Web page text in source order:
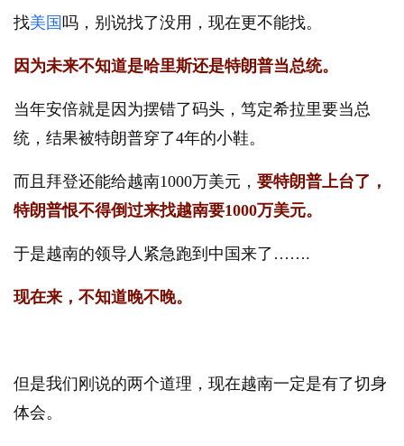
找美国吗，别说找了没用，现在更不能找。
因为未来不知道是哈里斯还是特朗普当总统。
当年安倍就是因为摆错了码头，笃定希拉里要当总
统，结果被特朗普穿了4年的小鞋。
而且拜登还能给越南1000万美元， 要特朗普上台了，
特朗普恨不得倒过来找越南要1000万美元。
于是越南的领导人紧急跑到中国来了…….
现在来，不知道晚不晚。
但是我们刚说的两个道理，现在越南一定是有了切身
体会。